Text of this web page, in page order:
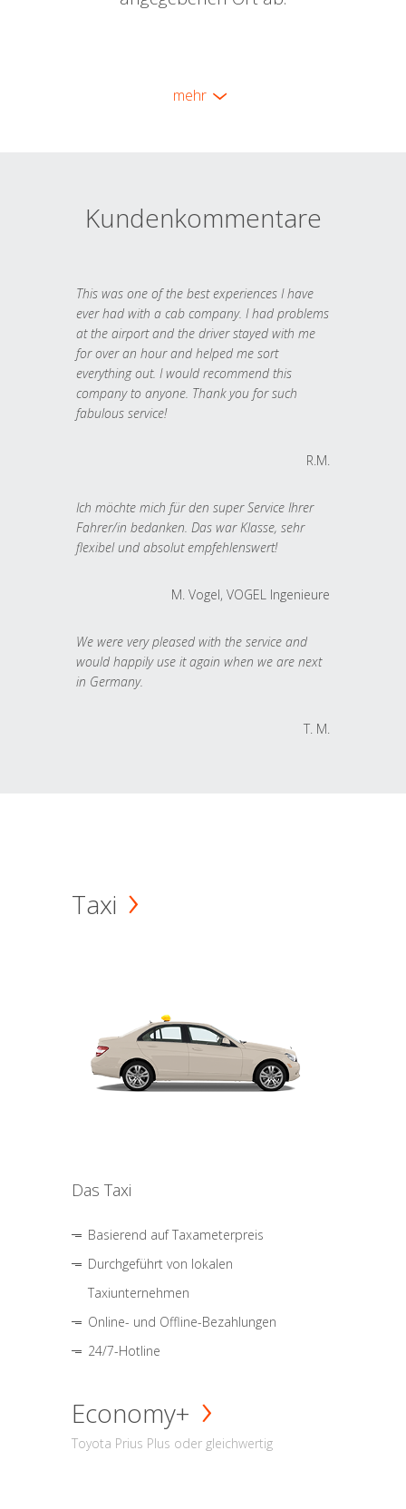
mehr
Kundenkommentare
This was one of the best experiences I have
ever had with a cab company. I had problems
at the airport and the driver stayed with me
for over an hour and helped me sort
everything out. I would recommend this
company to anyone. Thank you for such
fabulous service!
R.M.
Ich möchte mich für den super Service Ihrer
Fahrer/in bedanken. Das war Klasse, sehr
flexibel und absolut empfehlenswert!
M. Vogel, VOGEL Ingenieure
We were very pleased with the service and
would happily use it again when we are next
in Germany.
T. M.
Taxi
Das Taxi
Basierend auf Taxameterpreis
Durchgeführt von lokalen
Taxiunternehmen
Online- und Offline-Bezahlungen
24/7-Hotline
Economy+
Toyota Prius Plus oder gleichwertig